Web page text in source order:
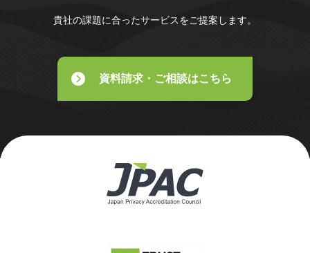
貴社の課題に合ったサービスをご提案します。
資料請求・ご相談はこちら